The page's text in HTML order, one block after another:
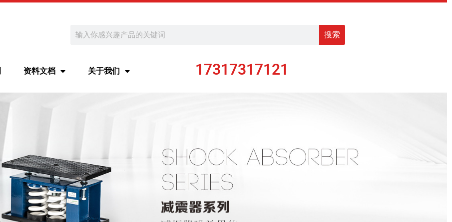
搜索
资料文档 关于我们 17317317121